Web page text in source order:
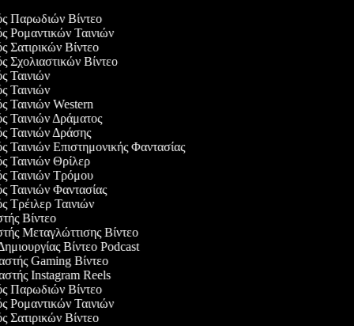
Παρωδιών Βίντεο
Ρομαντικών Ταινιών
Σατιρικών Βίντεο
Σχολιαστικών Βίντεο
Ταινιών
Ταινιών
Ταινιών Western
Ταινιών Δράματος
Ταινιών Δράσης
Ταινιών Επιστημονικής Φαντασίας
Ταινιών Θρίλερ
Ταινιών Τρόμου
Ταινιών Φαντασίας
Τρέιλερ Ταινιών
Βίντεο
Μεταγλώττισης Βίντεο
Βίντεο Podcast
Gaming Βίντεο
Instagram Reels
Παρωδιών Βίντεο
Ρομαντικών Ταινιών
Σατιρικών Βίντεο